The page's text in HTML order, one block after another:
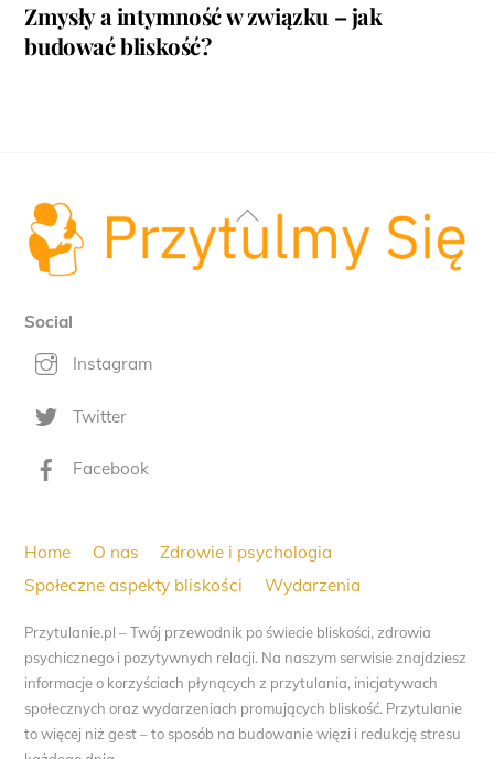
Zmysły a intymność w związku – jak
budować bliskość?
Back
To
Social
Instagram
Twitter
Facebook
Home O nas
Zdrowie i psychologia
Społeczne aspekty bliskości
Wydarzenia
Przytulanie.pl – Twój przewodnik po świecie bliskości, zdrowia
psychicznego i pozytywnych relacji. Na naszym serwisie znajdziesz
informacje o korzyściach płynących z przytulania, inicjatywach
społecznych oraz wydarzeniach promujących bliskość. Przytulanie
to więcej niż gest – to sposób na budowanie więzi i redukcję stresu